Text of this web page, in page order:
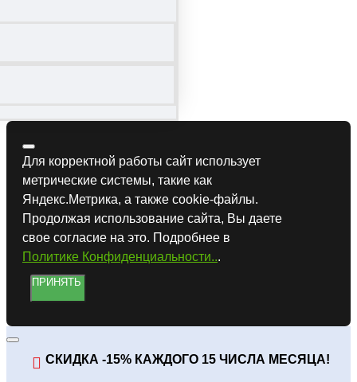
Для корректной работы сайт использует
метрические системы, такие как
Яндекс.Метрика, а также cookie-файлы.
Продолжая использование сайта, Вы даете
свое согласие на это. Подробнее в
Политике Конфиденциальности...
ПРИНЯТЬ
СКИДКА -15% КАЖДОГО 15 ЧИСЛА МЕСЯЦА!